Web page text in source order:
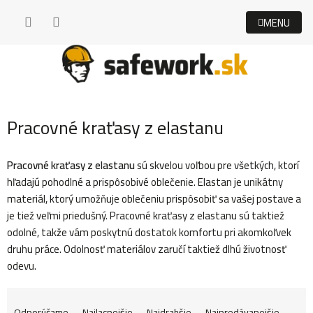
Pracovné kraťasy z elastanu
Pracovné kraťasy z elastanusú skvelou voľbou pre všetkých, ktorí
hľadajú pohodlné a prispôsobivé oblečenie. Elastan je unikátny
materiál, ktorý umožňuje oblečeniu prispôsobiť sa vašej postave a
je tiež veľmi priedušný. Pracovné kraťasy z elastanu sú taktiež
odolné, takže vám poskytnú dostatok komfortu pri akomkoľvek
druhu práce. Odolnosť materiálov zaručí taktiež dlhú životnosť
odevu.